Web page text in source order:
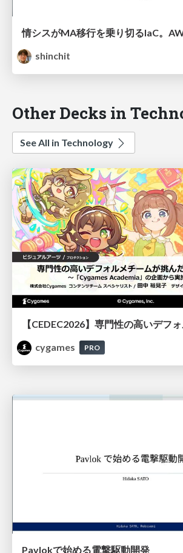
shinchit
Other Decks in
See All in Technology
cygames
PRO
Pavlokで始める電撃駆動開発